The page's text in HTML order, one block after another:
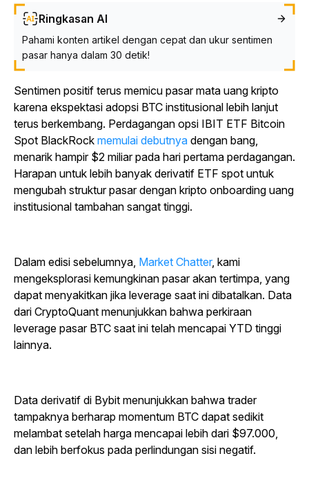
Ringkasan AI
Pahami konten artikel dengan cepat dan ukur sentimen
pasar hanya dalam 30 detik!
Sentimen positif terus memicu pasar mata uang kripto
karena ekspektasi adopsi BTC institusional lebih lanjut
terus berkembang. Perdagangan opsi IBIT ETF Bitcoin
Spot BlackRock memulai debutnya dengan bang,
menarik hampir $2 miliar pada hari pertama perdagangan.
Harapan untuk lebih banyak derivatif ETF spot untuk
mengubah struktur pasar dengan kripto onboarding uang
institusional tambahan sangat tinggi.
Dalam edisi sebelumnya, Market Chatter, kami
mengeksplorasi kemungkinan pasar akan tertimpa, yang
dapat menyakitkan jika leverage saat ini dibatalkan. Data
dari CryptoQuant menunjukkan bahwa perkiraan
leverage pasar BTC saat ini telah mencapai YTD tinggi
lainnya.
Data derivatif di Bybit menunjukkan bahwa trader
tampaknya berharap momentum BTC dapat sedikit
melambat setelah harga mencapai lebih dari $97.000,
dan lebih berfokus pada perlindungan sisi negatif.